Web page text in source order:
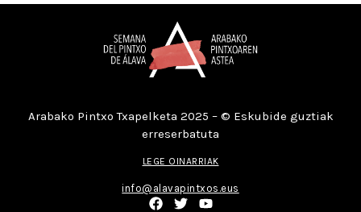
Arabako Pintxo Txapelketa 2025 – © Eskubide guztiak
erreserbatuta
LEGE OINARRIAK
info@alavapintxos.eus